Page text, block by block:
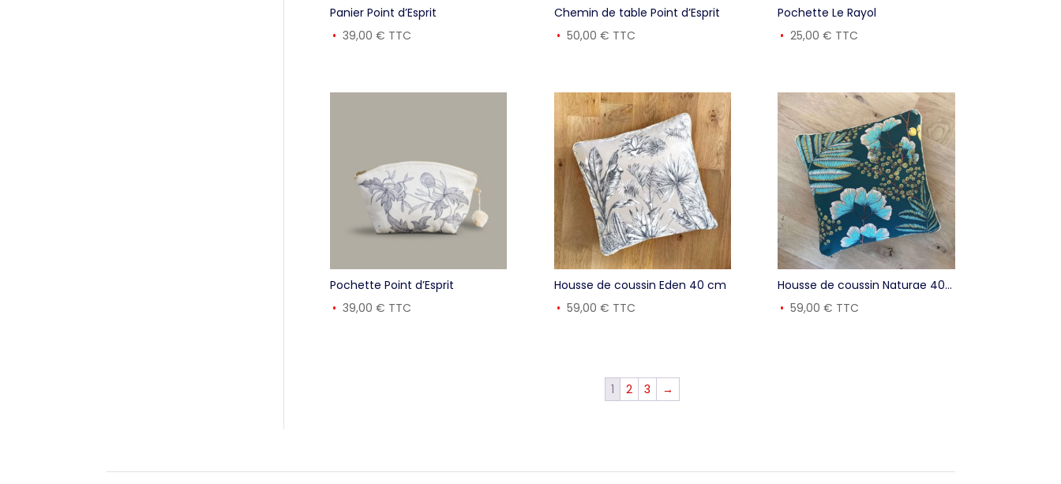
Panier Point d’Esprit
39,00€ TTC
Chemin de table Point d’Esprit
50,00 € TTC
Pochette Le Rayol
25,00€ TTC
Pochette Point d’Esprit
39,00€ TTC
Housse de coussin Eden 40 cm
59,00 € TTC
Housse de coussin Naturae 40
cm59,00€ TTC
1 2 3 →